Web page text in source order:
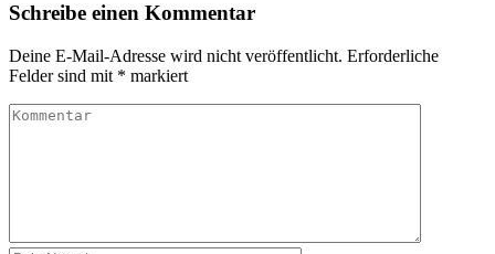
Schreibe einen Kommentar
Deine E-Mail-Adresse wird nicht veröffentlicht. Erforderliche
Felder sind mit * markiert